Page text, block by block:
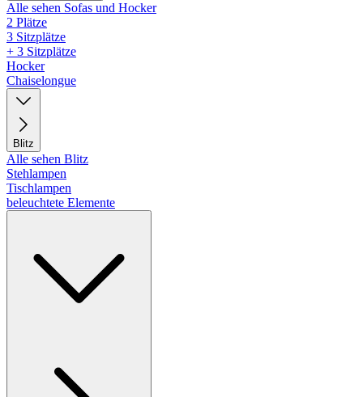
Alle sehen Sofas und Hocker
2 Plätze
3 Sitzplätze
+ 3 Sitzplätze
Hocker
Chaiselongue
Blitz
Alle sehen Blitz
Stehlampen
Tischlampen
beleuchtete Elemente